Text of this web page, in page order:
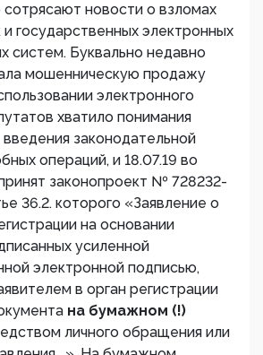
новости о взломах
и государственных электронных
систем. Буквально недавно
мошенническую продажу
электронного
хватило понимания
законодательной
операций, и 18.07.19 во
законопроект № 728232-
36.2. которого «Заявление о
на основании
усиленной
электронной подписью,
в орган регистрации
на бумажном (!)
личного обращения или